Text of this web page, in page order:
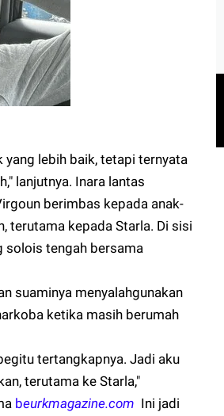
lebih baik, tetapi ternyata
lanjutnya. Inara lantas
berimbas kepada anak-
terutama kepada Starla. Di sisi
solois tengah bersama
suaminya menyalahgunakan
ketika masih berumah
tertangkapnya. Jadi aku
terutama ke Starla,"
beurkmagazine.com Ini jadi